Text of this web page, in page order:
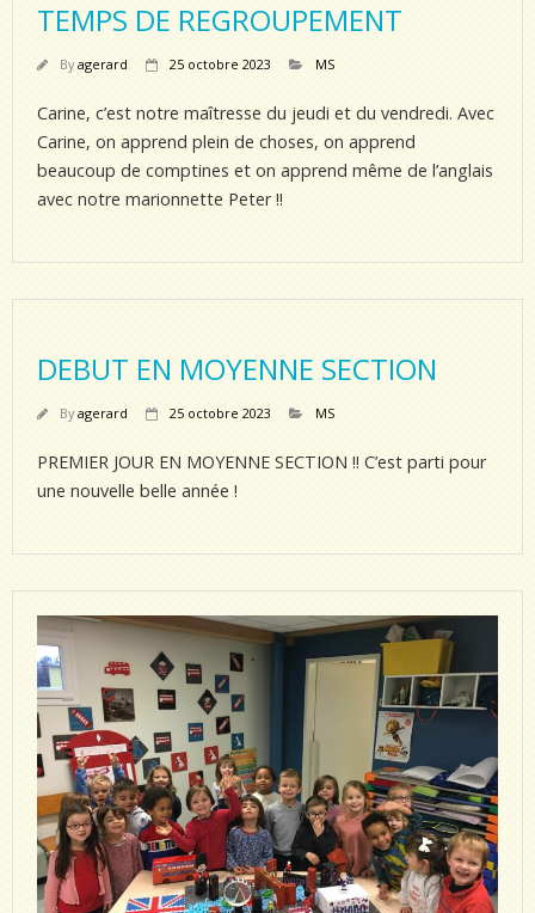
TEMPS DE REGROUPEMENT
Byagerard 25 octobre 2023 MS
Carine, c’est notre maîtresse du jeudi et du vendredi. Avec
Carine, on apprend plein de choses, on apprend
beaucoup de comptines et on apprend même de l’anglais
avec notre marionnette Peter !!
DEBUT EN MOYENNE SECTION
Byagerard 25 octobre 2023 MS
PREMIER JOUR EN MOYENNE SECTION !! C’est parti pour
une nouvelle belle année !